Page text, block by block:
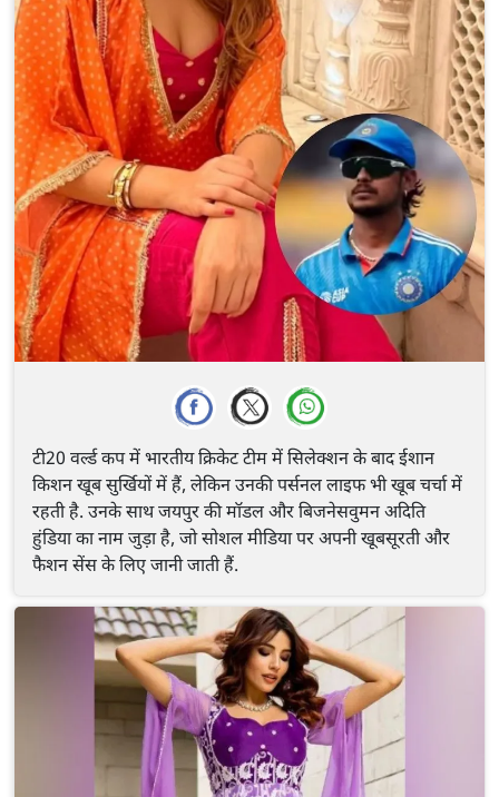
टी20 वर्ल्ड कप में भारतीय क्रिकेट टीम में सिलेक्शन के बाद ईशान
किशन खूब सुर्खियों में हैं, लेकिन उनकी पर्सनल लाइफ भी खूब चर्चा में
रहती है. उनके साथ जयपुर की मॉडल और बिजनेसवुमन अदिति
हुंडिया का नाम जुड़ा है, जो सोशल मीडिया पर अपनी खूबसूरती और
फैशन सेंस के लिए जानी जाती हैं.